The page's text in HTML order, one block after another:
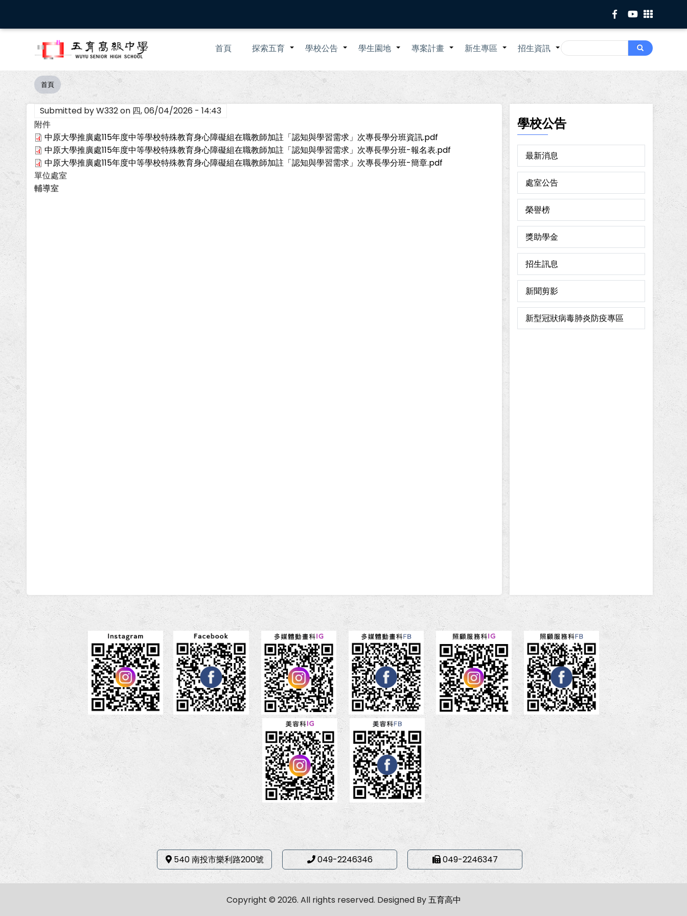
主
Search
Search
Main
navigation
首頁 +
探索五育 +
學校公告 +
學生園地 +
專案計畫 +
新生專區 +
招生資訊
導
航
連
結
首頁
Submitted byW332on 四, 06/04/2026 - 14:43
附件
中原大學推廣處115年度中等學校特殊教育身心障礙組在職教師加註「認知與學習需求」次專長學分班資訊.pdf
中原大學推廣處115年度中等學校特殊教育身心障礙組在職教師加註「認知與學習需求」次專長學分班-報名表.pdf
中原大學推廣處115年度中等學校特殊教育身心障礙組在職教師加註「認知與學習需求」次專長學分班-簡章.pdf
單位處室
輔導室
學校公告
最新消息
處室公告
榮譽榜
獎助學金
招生訊息
新聞剪影
新型冠狀病毒肺炎防疫專區
540 南投市樂利路200號 049-2246346 049-2246347
Copyright © 2026. All rights reserved. Designed By五育高中